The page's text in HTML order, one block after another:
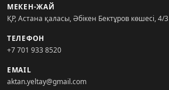
МЕКЕН-ЖАЙ
ҚР, Астана қаласы, Әбікен Бектұров көшесі, 4/3
ТЕЛЕФОН
+7 701 933 8520
EMAIL
aktan.yeltay@gmail.com